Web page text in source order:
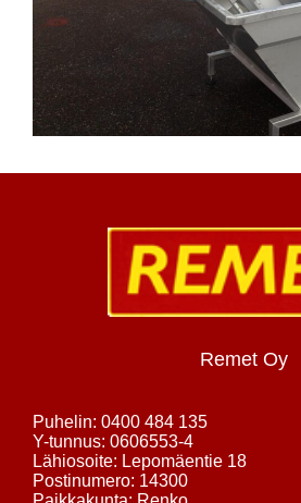
Remet Oy
Puhelin: 0400 484 135
Y-tunnus: 0606553-4
Lähiosoite: Lepomäentie 18
Postinumero: 14300